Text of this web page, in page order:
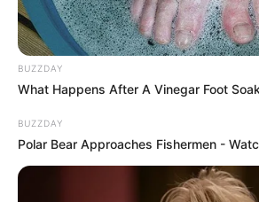
BUZZDAY
What Happens After A Vinegar Foot Soak
BUZZDAY
Polar Bear Approaches Fishermen -